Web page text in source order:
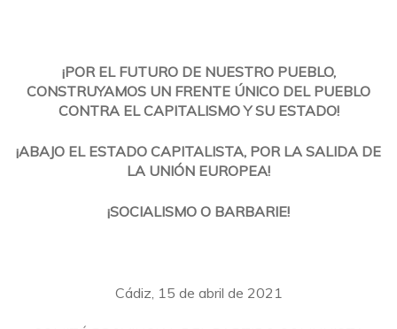
¡POR EL FUTURO DE NUESTRO PUEBLO,
CONSTRUYAMOS UN FRENTE ÚNICO DEL PUEBLO
CONTRA EL CAPITALISMO Y SU ESTADO!
¡ABAJO EL ESTADO CAPITALISTA, POR LA SALIDA DE
LA UNIÓN EUROPEA!
¡SOCIALISMO O BARBARIE!
Cádiz, 15 de abril de 2021